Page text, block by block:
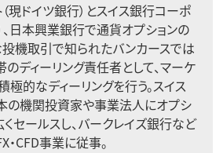
（現ドイツ銀行）とスイス銀行コーポ
、日本興業銀行で通貨オプションの
機取引で知られたバンカースでは
ディーリング責任者として、マーケ
極的なディーリングを行う。スイス
の機関投資家や事業法人にオプシ
セールスし、バークレイズ銀行など
CFD事業に従事。